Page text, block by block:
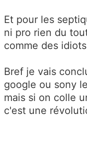
Et pour les
ni pro rien du
comme des
Bref je vais
google ou sony
mais si on colle
c'est une